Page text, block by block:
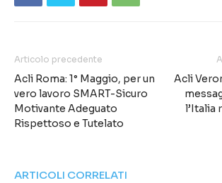
Articolo precedente
Acli Roma: 1° Maggio, per un
vero lavoro SMART-Sicuro
Motivante Adeguato
Rispettoso e Tutelato
Acli
l’Italia
ARTICOLI CORRELATI